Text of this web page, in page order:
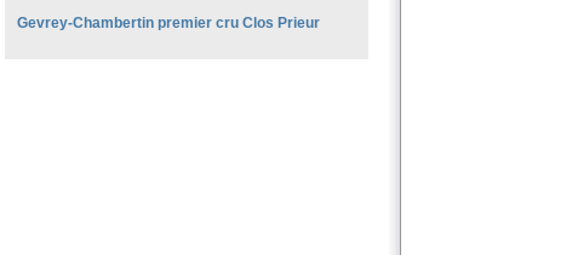
Gevrey-Chambertin premier cru Clos Prieur